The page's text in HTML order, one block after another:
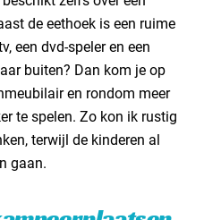
de eethoek is een ruime
een dvd-speler en een
buiten? Dan kom je op
en rondom meer
te spelen. Zo kon ik rustig
terwijl de kinderen al
gaan.